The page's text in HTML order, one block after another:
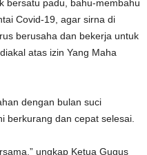
bersatu padu, bahu-membahu
Covid-19, agar sirna di
berusaha dan bekerja untuk
atas izin Yang Maha
dengan bulan suci
berkurang dan cepat selesai.
ungkap Ketua Gugus